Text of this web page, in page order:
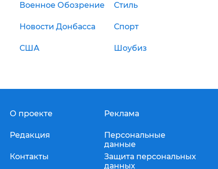
Военное Обозрение Стиль
Новости Донбасса Спорт
США Шоубиз
О проекте
Редакция
Контакты
Реклама
Персональные
данные
Защита персональных
данных